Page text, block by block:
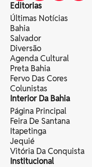
Editorias
Últimas Notícias
Bahia
Salvador
Diversão
Agenda Cultural
Preta Bahia
Fervo Das Cores
Colunistas
Interior Da Bahia
Página Principal
Feira De Santana
Itapetinga
Jequié
Vitória Da Conquista
Institucional